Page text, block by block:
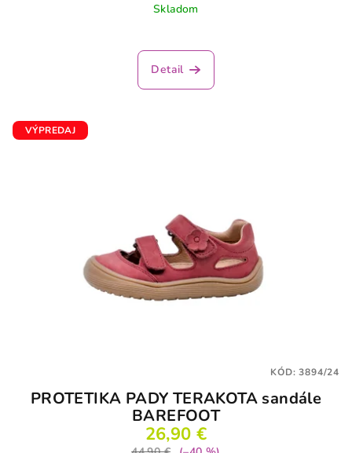
Skladom
Detail
VÝPREDAJ
PROTETIKA PADY TERAKOTA sandále
BAREFOOT
26,90 €
KÓD:3894/24